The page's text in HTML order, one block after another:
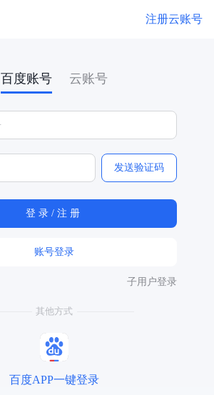
注册云账号
百度账号 云账号
发送验证码
账号登录
子用户登录
其他方式
百度APP一键登录